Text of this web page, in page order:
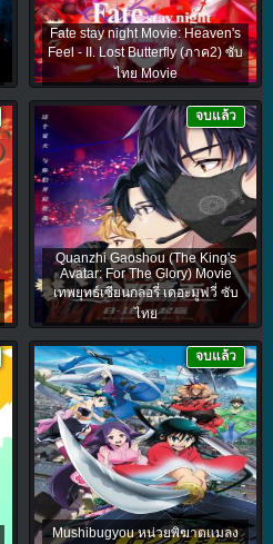
Fate stay night Movie: Heaven's
Feel - II. Lost Butterfly (ภาค2) ซับ
ไทย Movie
Quanzhi Gaoshou (The King's
Avatar: For The Glory) Movie
เทพยุทธ์เซียนกลอรี่ เดอะมูฟวี่ ซับ
ไทย
จบแล้ว
Mushibugyou หน่วยพิฆาตแมลง
จบแล้ว